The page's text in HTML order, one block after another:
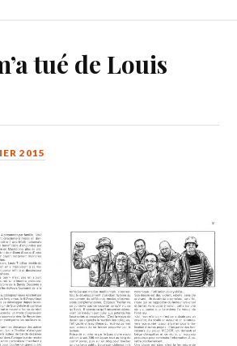
tué de Louis
2015